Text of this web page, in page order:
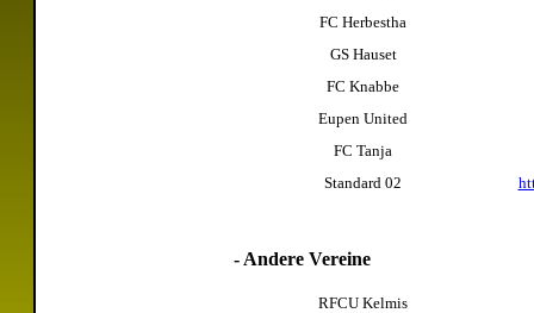
FC Herbestha
GS Hauset
FC Knabbe
Eupen United
FC Tanja
Standard 02
- Andere Vereine
RFCU Kelmis